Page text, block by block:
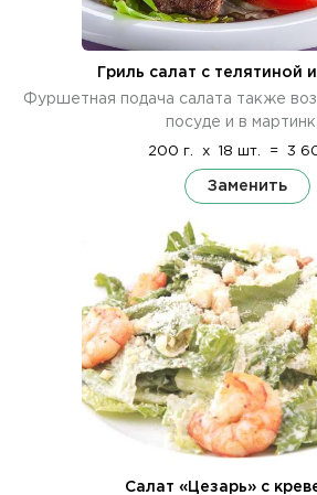
Гриль салат с телятиной
Фуршетная подача салата также
посуде и в
200 г. x 18 шт. = 3
Заменить
Салат «Цезарь» с